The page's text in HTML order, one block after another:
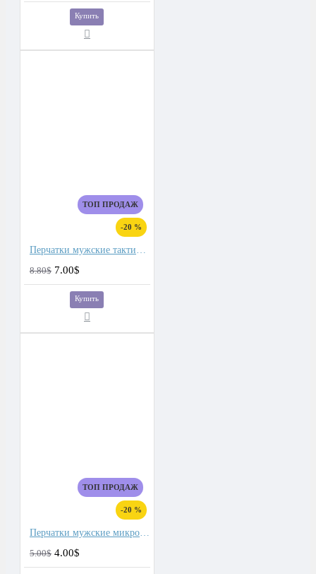
Купить
ТОП ПРОДАЖ
-20 %
Перчатки мужские тактические для сенсорных экранов, подкладка плюш
8.80$ 7.00$
Купить
ТОП ПРОДАЖ
-20 %
Перчатки мужские микроволокно со спандекс вставками
5.00$ 4.00$